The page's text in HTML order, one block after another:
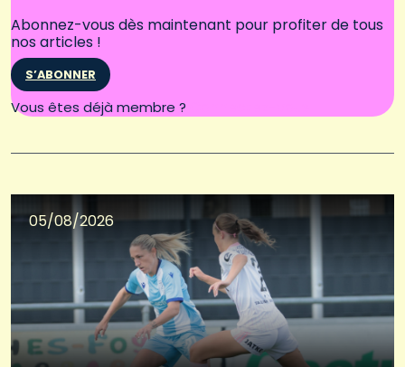
Abonnez-vous dès maintenant pour profiter de tous
nos articles !
S’ABONNER
Vous êtes déjà membre ?
05/08/2026